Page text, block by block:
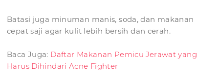
Batasi juga minuman manis, soda, dan makanan
cepat saji agar kulit lebih bersih dan cerah.
Baca Juga: Daftar Makanan Pemicu Jerawat yang
Harus Dihindari Acne Fighter